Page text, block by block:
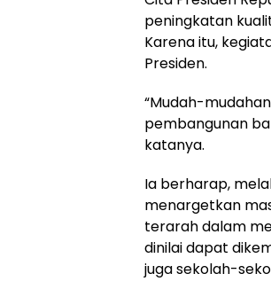
peningkatan
Karena itu,
Presiden.
“Mudah-
pembangunan
katanya.
Ia berharap,
menargetkan
terarah dalam
dinilai dapat
juga sekolah-